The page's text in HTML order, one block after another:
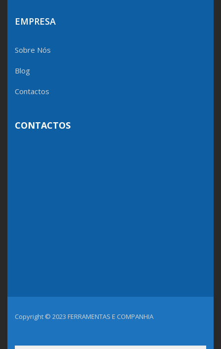
EMPRESA
Sobre Nós
Blog
Contactos
CONTACTOS
Copyright © 2023 FERRAMENTAS E COMPANHIA